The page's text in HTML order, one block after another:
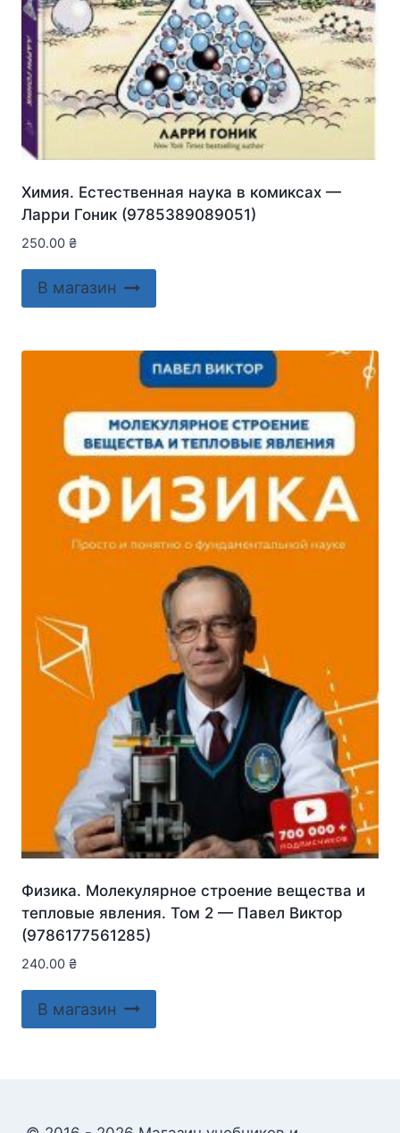
Химия. Естественная наука в комиксах —
Ларри Гоник (9785389089051)
250.00 ₴
В магазин
Физика. Молекулярное строение вещества и
тепловые явления. Том 2 — Павел Виктор
(9786177561285)
240.00 ₴
В магазин